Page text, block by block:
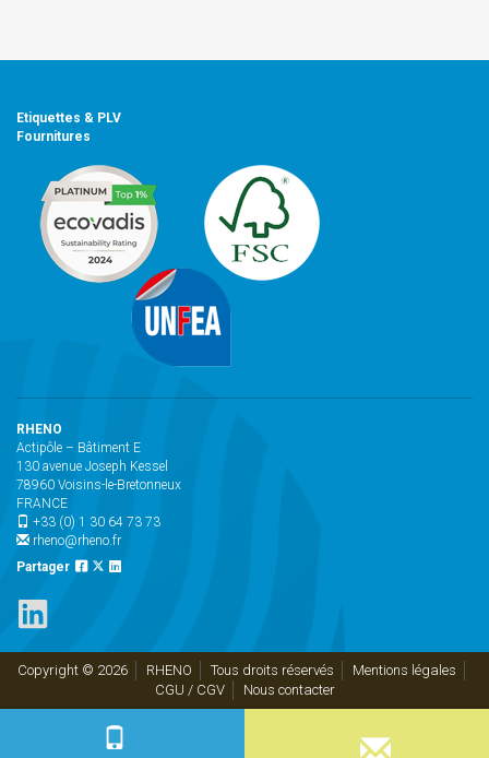
Etiquettes & PLV
Fournitures
RHENO
Actipôle – Bâtiment E
130 avenue Joseph Kessel
78960 Voisins-le-Bretonneux
FRANCE
+33 (0) 1 30 64 73 73
rheno@rheno.fr
Partager
Copyright © 2026 RHENO Tous droits réservés
Mentions légales
CGU / CGV
Nous contacter